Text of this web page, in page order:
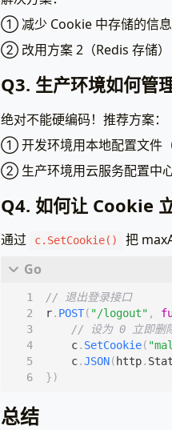
① 减少 Cookie 中存储的信息
② 改用方案 2（Redis 存储）
Q3. 生产环境如何管
绝对不能硬编码！推荐方案：
① 开发环境用本地配置文件
② 生产环境用云服务配置中
Q4. 如何让 Cookie
通过 c.SetCookie() 把
// 退出登录接口
r. POST( "/logout" ,
// 设为 0 立即删
c. SetCookie(
c.JSON( http.
})
总结